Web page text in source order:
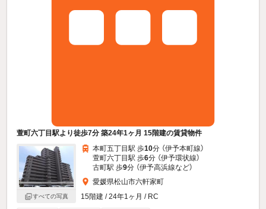
萱町六丁目駅より徒歩7分 築24年1ヶ月 15階建の賃貸物件
すべての写真
本町五丁目駅 歩10分 （伊予本町線）
萱町六丁目駅 歩6分 （伊予環状線）
古町駅 歩9分 （伊予高浜線など）
愛媛県松山市六軒家町
15階建 / 24年1ヶ月 / RC